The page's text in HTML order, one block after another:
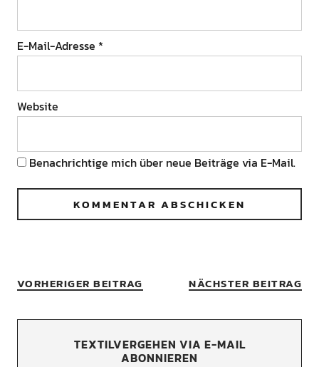
E-Mail-Adresse *
Website
Benachrichtige mich über neue Beiträge via E-Mail.
VORHERIGER BEITRAG NÄCHSTER BEITRAG
TEXTILVERGEHEN VIA E-MAIL
ABONNIEREN